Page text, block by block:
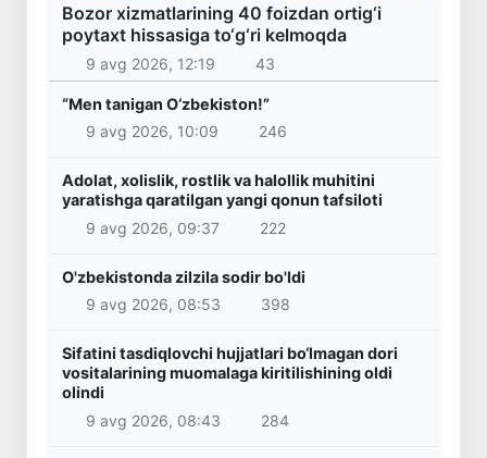
Bozor xizmatlarining 40 foizdan ortig‘i
poytaxt hissasiga to‘g‘ri kelmoqda
9 avg 2026, 12:19 43
“Men tanigan O‘zbekiston!”
9 avg 2026, 10:09
246
Adolat, xolislik, rostlik va halollik muhitini
yaratishga qaratilgan yangi qonun tafsiloti
9 avg 2026, 09:37
222
O'zbekistonda zilzila sodir bo'ldi
9 avg 2026, 08:53
398
Sifatini tasdiqlovchi hujjatlari bo‘lmagan dori
vositalarining muomalaga kiritilishining oldi
olindi
9 avg 2026, 08:43
284